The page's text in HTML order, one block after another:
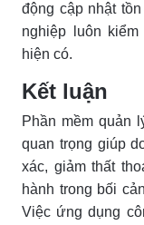
động cập nhật
nghiệp luôn
hiện có.
Kết luận
Phần mềm quản
quan trọng giúp
xác, giảm thất
hành trong bối
Việc ứng dụng